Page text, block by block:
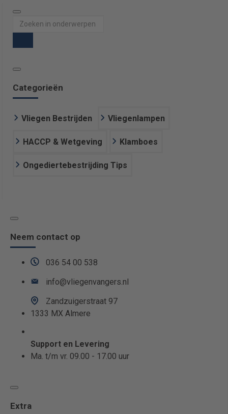
Categorieën
Vliegen Bestrijden Vliegenlampen
HACCP & Wetgeving Klamboes
Ongediertebestrijding Tips
Neem contact op
036 54 00 538
info@vliegenvangers.nl
Zandzuigerstraat 97
1333 MX Almere
Support en Levering
Ma. t/m vr. 09.00 - 17.00 uur
Extra